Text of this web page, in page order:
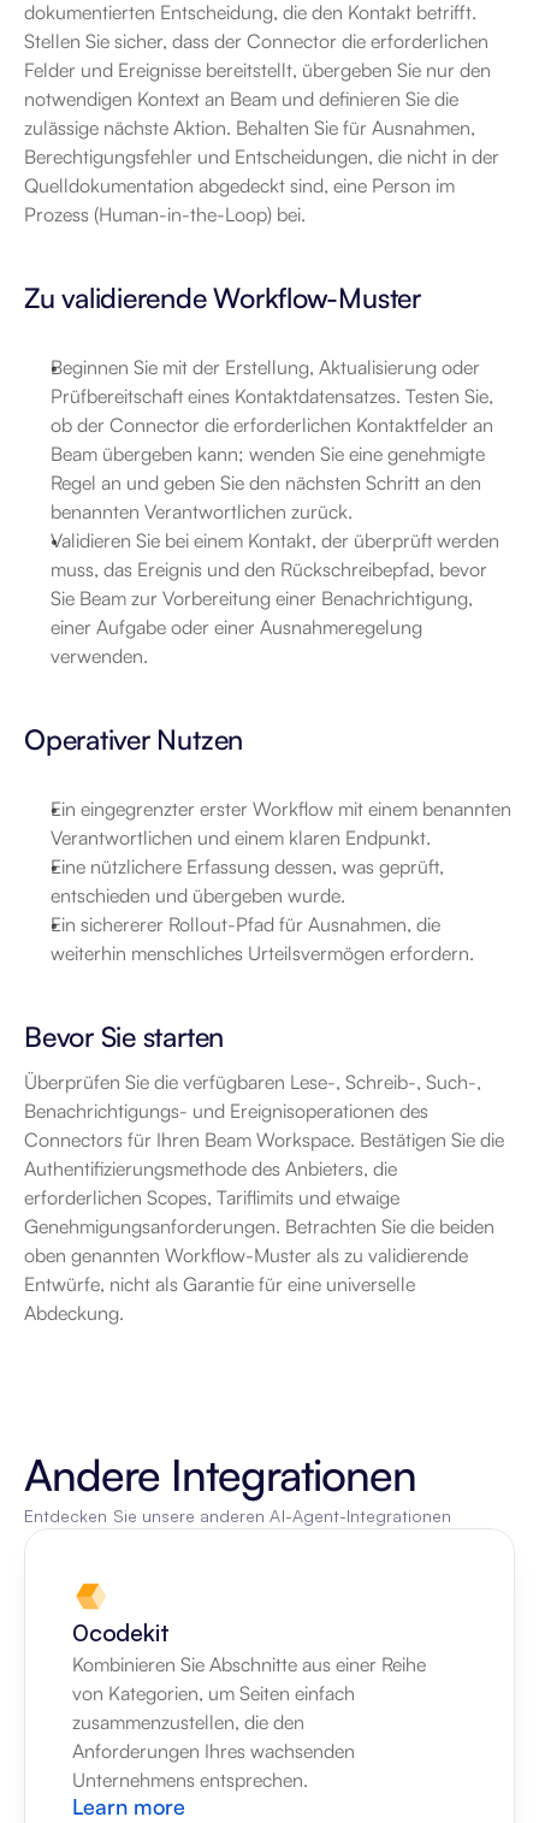
dokumentierten Entscheidung, die den Kontakt betrifft.
Stellen Sie sicher, dass der Connector die erforderlichen
Felder und Ereignisse bereitstellt, übergeben Sie nur den
notwendigen Kontext an Beam und definieren Sie die
zulässige nächste Aktion. Behalten Sie für Ausnahmen,
Berechtigungsfehler und Entscheidungen, die nicht in der
Quelldokumentation abgedeckt sind, eine Person im
Prozess (Human-in-the-Loop) bei.
Zu validierende Workflow-Muster
Beginnen Sie mit der Erstellung, Aktualisierung oder
Prüfbereitschaft eines Kontaktdatensatzes. Testen Sie,
ob der Connector die erforderlichen Kontaktfelder an
Beam übergeben kann; wenden Sie eine genehmigte
Regel an und geben Sie den nächsten Schritt an den
benannten Verantwortlichen zurück.
Validieren Sie bei einem Kontakt, der überprüft werden
muss, das Ereignis und den Rückschreibepfad, bevor
Sie Beam zur Vorbereitung einer Benachrichtigung,
einer Aufgabe oder einer Ausnahmeregelung
verwenden.
Operativer Nutzen
Ein eingegrenzter erster Workflow mit einem benannten
Verantwortlichen und einem klaren Endpunkt.
Eine nützlichere Erfassung dessen, was geprüft,
entschieden und übergeben wurde.
Ein sichererer Rollout-Pfad für Ausnahmen, die
weiterhin menschliches Urteilsvermögen erfordern.
Bevor Sie starten
Überprüfen Sie die verfügbaren Lese-, Schreib-, Such-,
Benachrichtigungs- und Ereignisoperationen des
Connectors für Ihren Beam Workspace. Bestätigen Sie die
Authentifizierungsmethode des Anbieters, die
erforderlichen Scopes, Tariflimits und etwaige
Genehmigungsanforderungen. Betrachten Sie die beiden
oben genannten Workflow-Muster als zu validierende
Entwürfe, nicht als Garantie für eine universelle
Abdeckung.
Andere Integrationen
Entdecken Sie unsere anderen AI-Agent-Integrationen
0codekit
Kombinieren Sie Abschnitte aus einer Reihe
von Kategorien, um Seiten einfach
zusammenzustellen, die den
Anforderungen Ihres wachsenden
Unternehmens entsprechen.
Learn more